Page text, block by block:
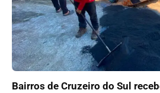
Bairros de Cruzeiro do Sul